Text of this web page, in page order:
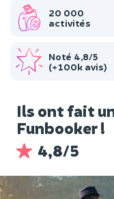
20 000
activités
Noté 4,8/5
(+100k avis)
Ils ont fait
Funbooker !
4,8/5